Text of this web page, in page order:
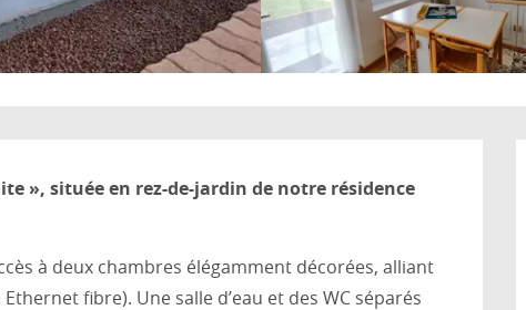
», située en rez-de-jardin de notre résidence
à deux chambres élégamment décorées, alliant
fibre). Une salle d’eau et des WC séparés